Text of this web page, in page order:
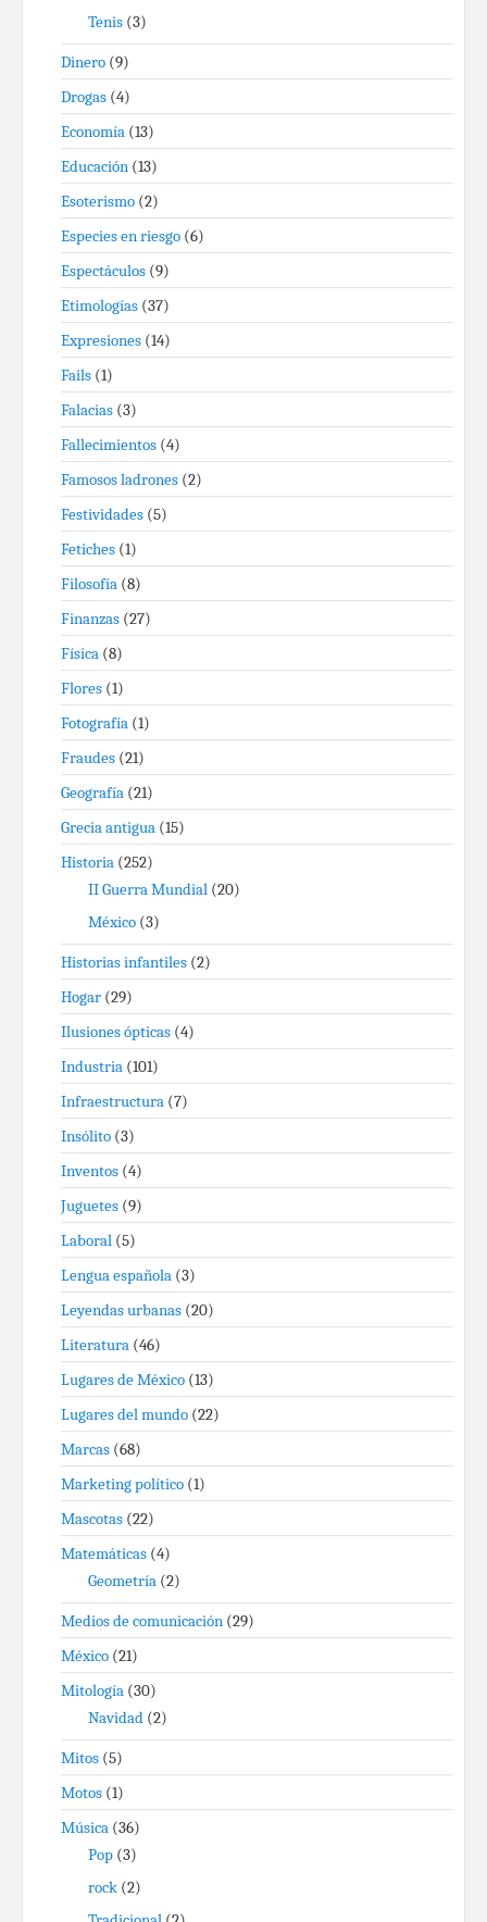
Tenis (3)
Dinero (9)
Drogas (4)
Economía (13)
Educación (13)
Esoterismo (2)
Especies en riesgo (6)
Espectáculos (9)
Etimologías (37)
Expresiones (14)
Fails (1)
Falacias (3)
Fallecimientos (4)
Famosos ladrones (2)
Festividades (5)
Fetiches (1)
Filosofía (8)
Finanzas (27)
Física (8)
Flores (1)
Fotografía (1)
Fraudes (21)
Geografía (21)
Grecia antigua (15)
Historia (252)
II Guerra Mundial (20)
México (3)
Historias infantiles (2)
Hogar (29)
Ilusiones ópticas (4)
Industria (101)
Infraestructura (7)
Insólito (3)
Inventos (4)
Juguetes (9)
Laboral (5)
Lengua española (3)
Leyendas urbanas (20)
Literatura (46)
Lugares de México (13)
Lugares del mundo (22)
Marcas (68)
Marketing político (1)
Mascotas (22)
Matemáticas (4)
Geometría (2)
Medios de comunicación (29)
México (21)
Mitología (30)
Navidad (2)
Mitos (5)
Motos (1)
Música (36)
Pop (3)
rock (2)